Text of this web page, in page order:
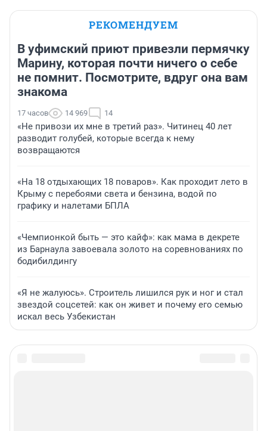
РЕКОМЕНДУЕМ
В уфимский приют привезли пермячку
Марину, которая почти ничего о себе
не помнит. Посмотрите, вдруг она вам
знакома
17 часов 14 969 14
«Не привози их мне в третий раз». Читинец 40 лет
разводит голубей, которые всегда к нему
возвращаются
«На 18 отдыхающих 18 поваров». Как проходит лето в
Крыму с перебоями света и бензина, водой по
графику и налетами БПЛА
«Чемпионкой быть — это кайф»: как мама в декрете
из Барнаула завоевала золото на соревнованиях по
бодибилдингу
«Я не жалуюсь». Строитель лишился рук и ног и стал
звездой соцсетей: как он живет и почему его семью
искал весь Узбекистан